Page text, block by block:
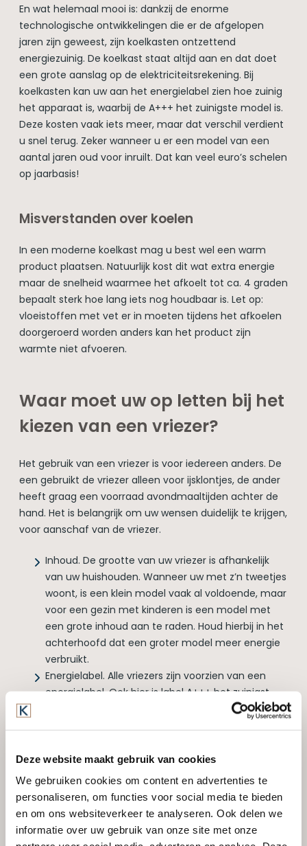
Deze website maakt gebruik van cookies
We gebruiken cookies om content en advertenties te
personaliseren, om functies voor social media te bieden
en om ons websiteverkeer te analyseren. Ook delen we
informatie over uw gebruik van onze site met onze
En wat helemaal mooi is: dankzij de enorme
technologische ontwikkelingen die er de afgelopen
jaren zijn geweest, zijn koelkasten ontzettend
energiezuinig. De koelkast staat altijd aan en dat doet
een grote aanslag op de elektriciteitsrekening. Bij
koelkasten kan uw aan het energielabel zien hoe zuinig
het apparaat is, waarbij de A+++ het zuinigste model is.
Deze kosten vaak iets meer, maar dat verschil verdient
u snel terug. Zeker wanneer u er een model van een
aantal jaren oud voor inruilt. Dat kan veel euro’s schelen
op jaarbasis!
Misverstanden over koelen
In een moderne koelkast mag u best wel een warm
product plaatsen. Natuurlijk kost dit wat extra energie
maar de snelheid waarmee het afkoelt tot ca. 4 graden
bepaalt sterk hoe lang iets nog houdbaar is. Let op:
vloeistoffen met vet er in moeten tijdens het afkoelen
doorgeroerd worden anders kan het product zijn
warmte niet afvoeren.
Waar moet uw op letten bij het
kiezen van een vriezer?
Het gebruik van een vriezer is voor iedereen anders. De
een gebruikt de vriezer alleen voor ijsklontjes, de ander
heeft graag een voorraad avondmaaltijden achter de
hand. Het is belangrijk om uw wensen duidelijk te krijgen,
voor aanschaf van de vriezer.
Inhoud. De grootte van uw vriezer is afhankelijk
van uw huishouden. Wanneer uw met z’n tweetjes
woont, is een klein model vaak al voldoende, maar
voor een gezin met kinderen is een model met
een grote inhoud aan te raden. Houd hierbij in het
achterhoofd dat een groter model meer energie
verbruikt.
Energielabel. Alle vriezers zijn voorzien van een
energielabel. Ook hier is label A+++ het zuinigst.
Vanzelfsprekend geldt hoe energiezuiniger, hoe
kwijt bent aan de energiekosten.
Anti frost systeem. Het ontdooien van een vriezer
is niet de meest leuke huishoudelijke taak. Door
een vriezer met ‘no frost’ of ‘low frost’ systeem te
kiezen, hoeft u dit minder vaak of zelfs niet meer
te doen. Er ontstaat geen rijp in de vriezer, uw